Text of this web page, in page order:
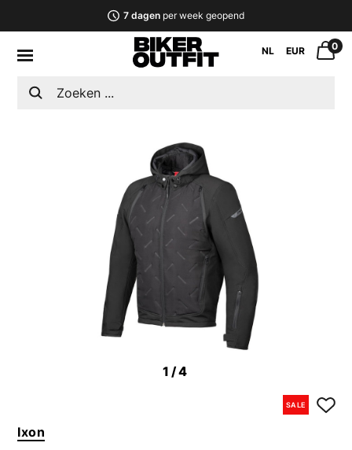
7 dagenper week geopend
NL EUR 0
1 /4
SALE
Ixon